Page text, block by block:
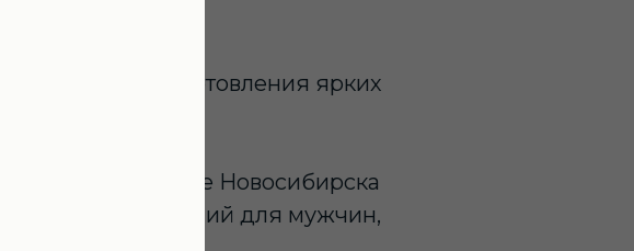
носка до изготовления ярких
на рынке Новосибирска
носочных изделий для мужчин,